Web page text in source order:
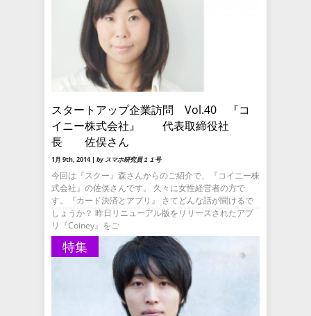
スタートアップ企業訪問 Vol.40 『コ
イニー株式会社』 代表取締役社
長 佐俣さん
1月 9th, 2014 | by スマホ研究員１１号
今回は『スクー』森さんからのご紹介で、『コイニー株
式会社』の佐俣さんです。 久々に女性経営者の方で
す。『カード決済とアプリ』 さてどんな話が聞けるで
しょうか？ 昨日リニューアル版をリリースされたアプ
リ『Coiney』をご
特集